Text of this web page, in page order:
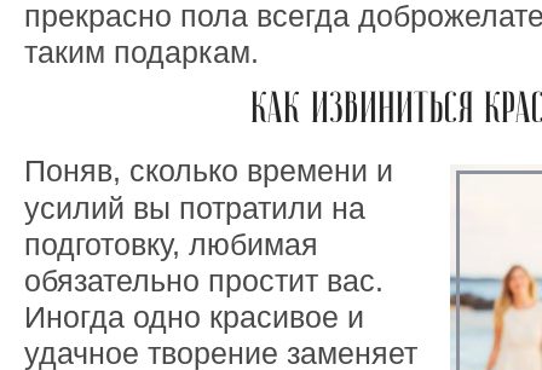
прекрасно пола всегда
таким подаркам.
КАК ИЗВИНИТЬСЯ
Поняв, сколько времени и
усилий вы потратили на
подготовку, любимая
обязательно простит вас.
Иногда одно красивое и
удачное творение заменяет